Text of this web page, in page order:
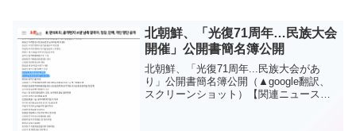
北朝鮮、「光復71周年…民族大会
開催」公開書簡名簿公開
北朝鮮、「光復71周年...民族大会があ
り」公開書簡名簿公開（▲google翻訳、
スクリーンショット）【関連ニュース】